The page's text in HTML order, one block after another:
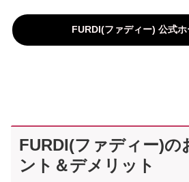
FURDI(ファディー) 公式ホ
FURDI(ファディー)の
ント＆デメリット